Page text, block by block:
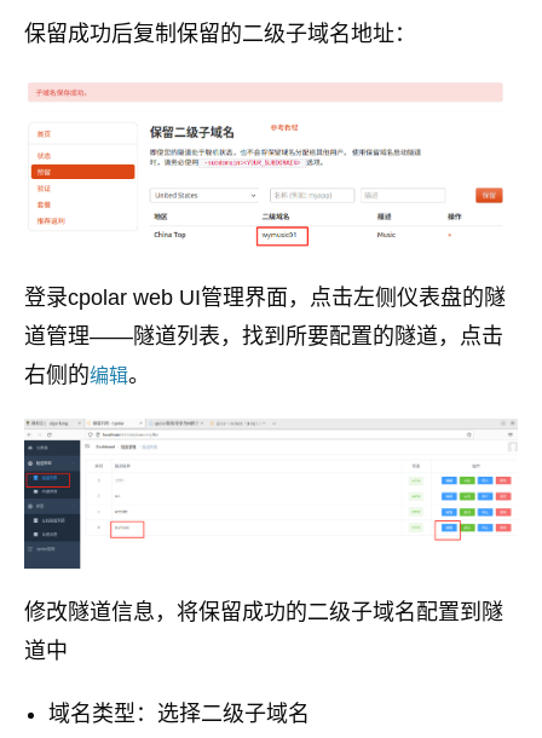
保留成功后复制保留的二级子域名地址：
登录cpolar web UI管理界面，点击左侧仪表盘的隧
道管理——隧道列表，找到所要配置的隧道，点击
右侧的编辑。
修改隧道信息，将保留成功的二级子域名配置到隧
道中
域名类型：选择二级子域名